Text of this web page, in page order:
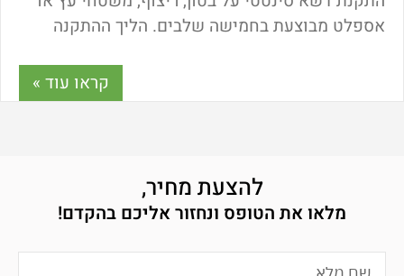
אספלט מבוצעת בחמישה שלבים. הליך ההתקנה
קראו עוד »
להצעת מחיר,
מלאו את הטופס ונחזור אליכם בהקדם!